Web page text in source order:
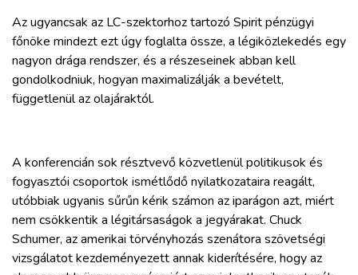
Az ugyancsak az LC-szektorhoz tartozó Spirit pénzügyi
főnöke mindezt ezt úgy foglalta össze, a légiközlekedés egy
nagyon drága rendszer, és a részeseinek abban kell
gondolkodniuk, hogyan maximalizálják a bevételt,
függetlenül az olajáraktól.
A konferencián sok résztvevő közvetlenül politikusok és
fogyasztói csoportok ismétlődő nyilatkozataira reagált,
utóbbiak ugyanis sűrűn kérik számon az iparágon azt, miért
nem csökkentik a légitársaságok a jegyárakat. Chuck
Schumer, az amerikai törvényhozás szenátora szövetségi
vizsgálatot kezdeményezett annak kiderítésére, hogy az